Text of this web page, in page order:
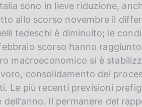
sono in lieve riduzione,
allo scorso novembre il
tedeschi è diminuito; le
scorso hanno
macroeconomico si è
consolidamento del
Le più recenti previsioni
dell'anno. Il permanere del